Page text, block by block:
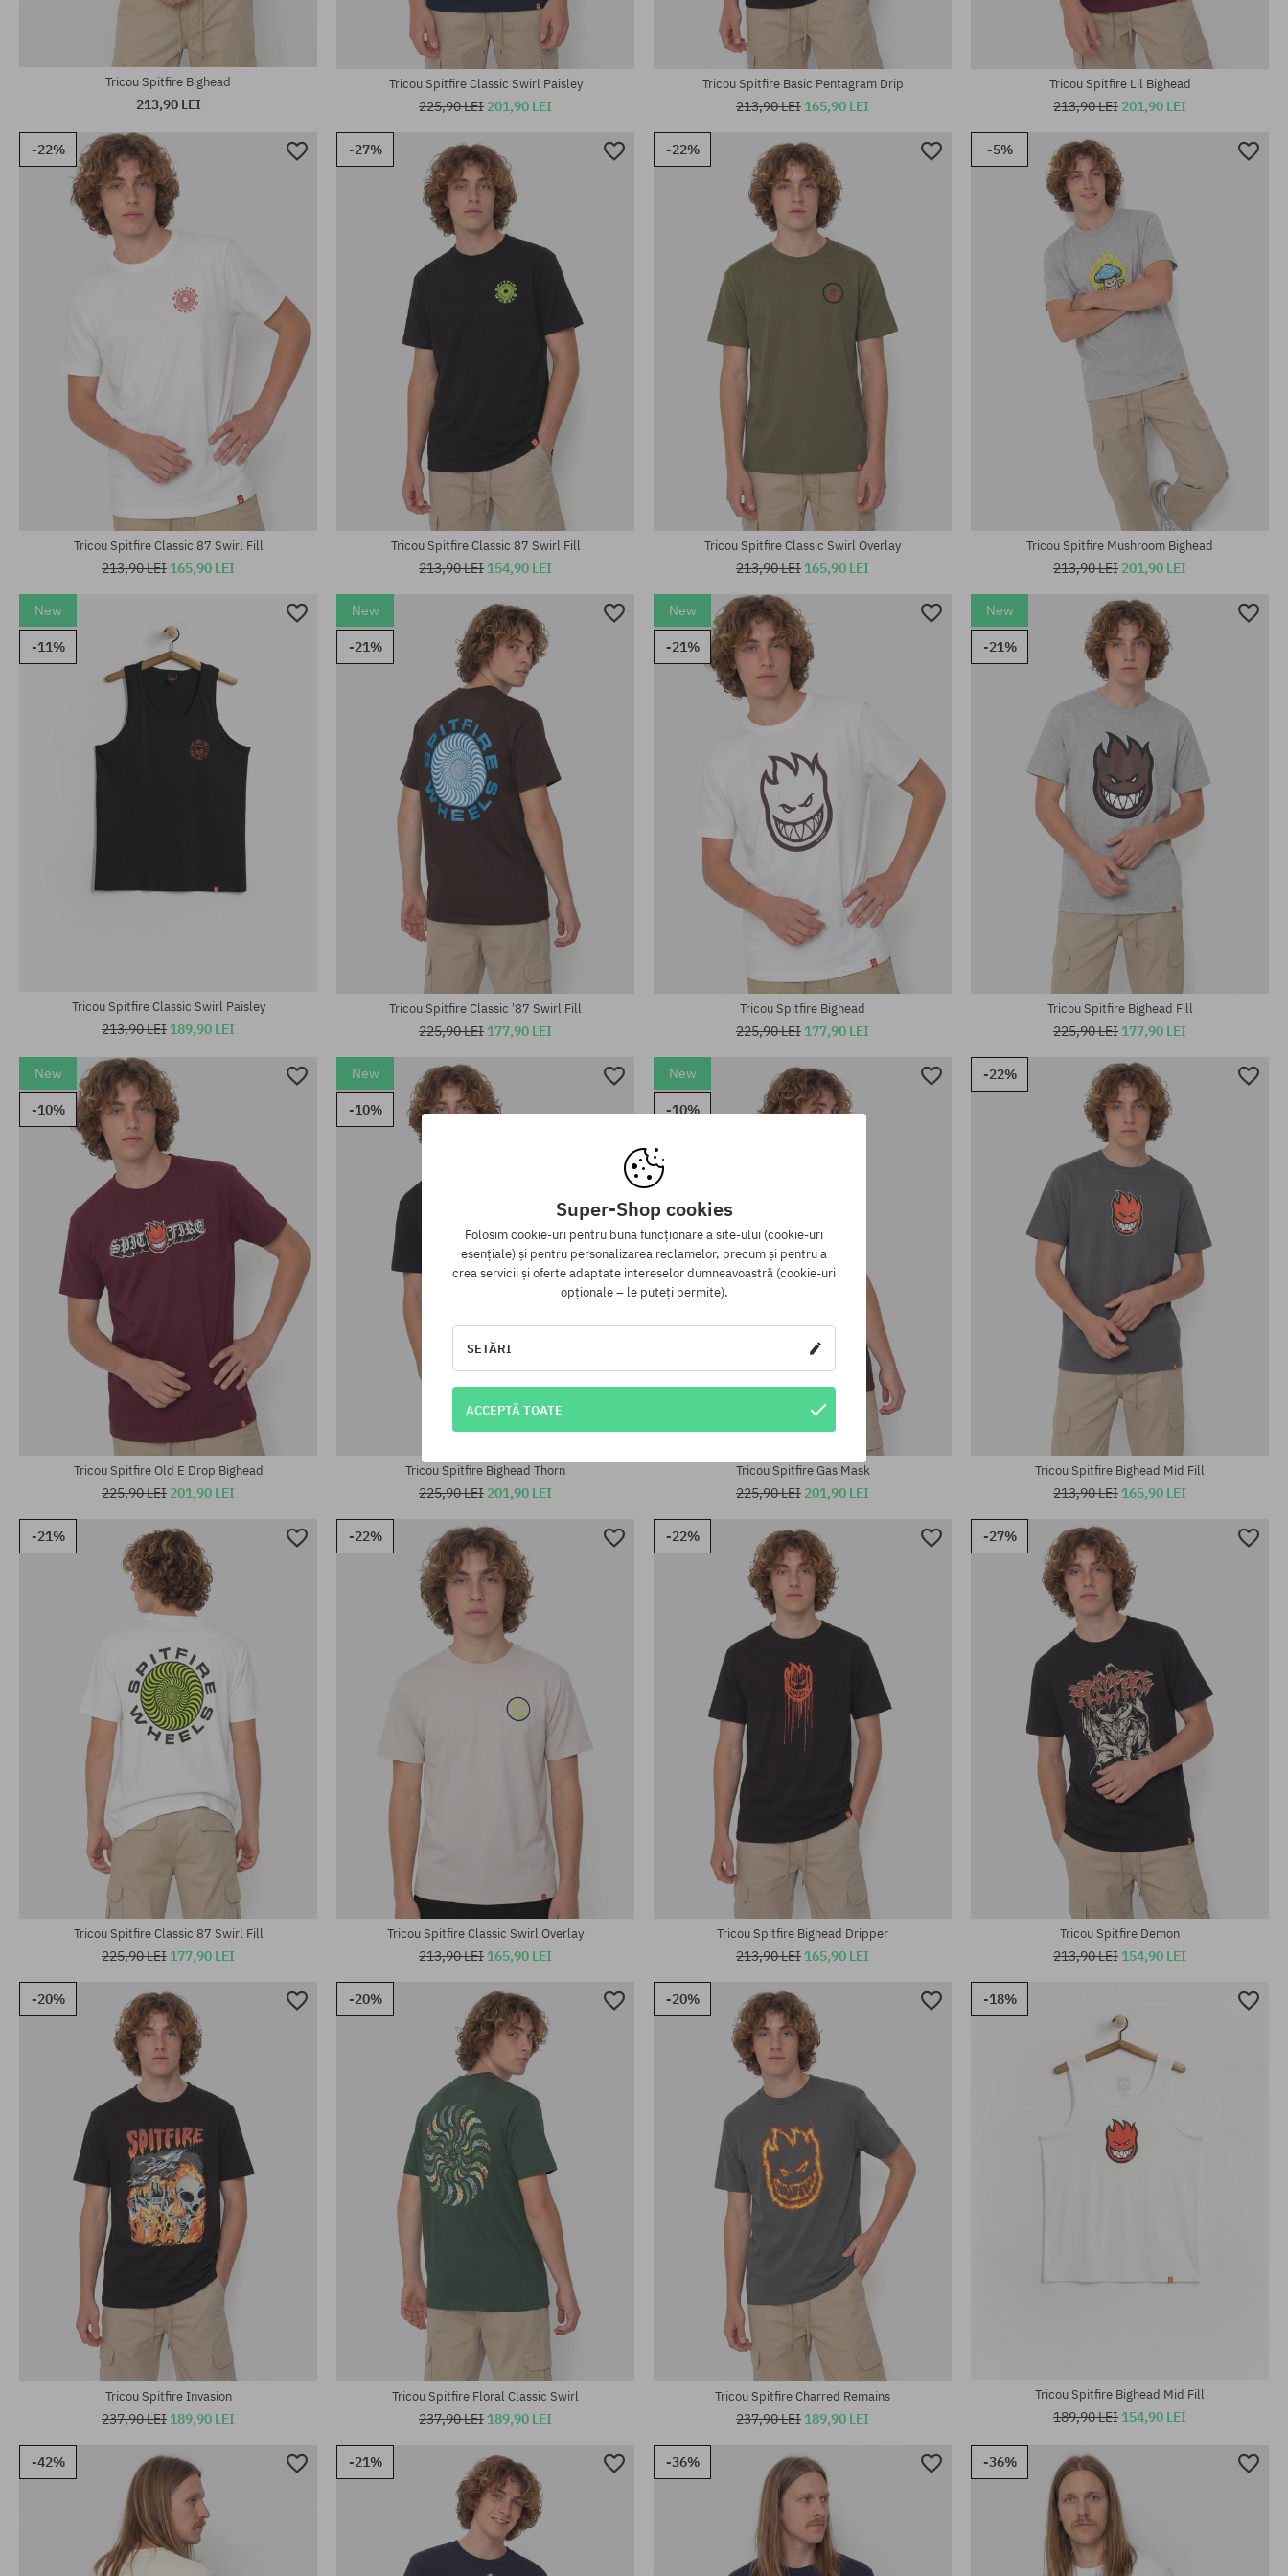
Tricou Spitfire Bighead
213,90 LEI
Mărimi existente:
Tricou Spitfire Classic Swirl Paisley
225,90 LEI 201,90 LEI
Mărimi existente:
Tricou Spitfire Basic Pentagram Drip
213,90 LEI 165,90 LEI
Tricou Spitfire Lil Bighead
213,90 LEI 201,90 LEI
-22%
Tricou Spitfire Classic 87 Swirl Fill
213,90 LEI 165,90 LEI
-27%
Mărimi existente:
Tricou Spitfire Classic 87 Swirl Fill
213,90 LEI 154,90 LEI
-22%
Tricou Spitfire Classic Swirl Overlay
213,90 LEI 165,90 LEI
-5%
Mărimi existente:
Tricou Spitfire Mushroom Bighead
213,90 LEI 201,90 LEI
New
-11%
Mărimi existente:
Tricou Spitfire Classic Swirl Paisley
213,90 LEI 189,90 LEI
New
-21%
Tricou Spitfire Classic '87 Swirl Fill
225,90 LEI 177,90 LEI
New
-21%
Tricou Spitfire Bighead
225,90 LEI 177,90 LEI
New
-21%
Mărimi existente:
Tricou Spitfire Bighead Fill
225,90 LEI 177,90 LEI
New
-10%
Mărimi existente:
Tricou Spitfire Old E Drop Bighead
225,90 LEI 201,90 LEI
New
-10%
Mărimi existente:
Tricou Spitfire Bighead Thorn
225,90 LEI 201,90 LEI
New
-10%
Mărimi existente:
Tricou Spitfire Gas Mask
225,90 LEI 201,90 LEI
-22%
Mărimi existente:
Tricou Spitfire Bighead Mid Fill
213,90 LEI 165,90 LEI
-21%
Mărimi existente:
Tricou Spitfire Classic 87 Swirl Fill
225,90 LEI 177,90 LEI
-22%
Mărimi existente:
Tricou Spitfire Classic Swirl Overlay
213,90 LEI 165,90 LEI
-22%
Mărimi existente:
Tricou Spitfire Bighead Dripper
213,90 LEI 165,90 LEI
-27%
Tricou Spitfire Demon
213,90 LEI 154,90 LEI
-20%
Tricou Spitfire Invasion
237,90 LEI 189,90 LEI
-20%
Tricou Spitfire Floral Classic Swirl
237,90 LEI 189,90 LEI
-20%
Tricou Spitfire Charred Remains
237,90 LEI 189,90 LEI
-18%
Tricou Spitfire Bighead Mid Fill
189,90 LEI 154,90 LEI
-42% -21% -36% -36%
Super-Shop cookies
Folosim cookie-uri pentru buna funcționare a site-ului (cookie-uri
esențiale) și pentru personalizarea reclamelor, precum și pentru a
crea servicii și oferte adaptate intereselor dumneavoastră (cookie-uri
opționale – le puteți permite).
SETĂRI
ACCEPTĂ TOATE